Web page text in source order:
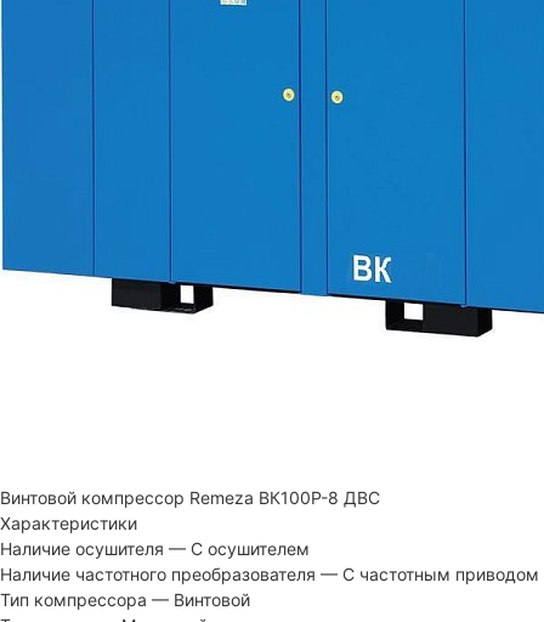
Винтовой компрессор Remeza ВК100Р-8 ДВС
Характеристики
Наличие осушителя — С осушителем
Наличие частотного преобразователя — С частотным приводом
Тип компрессора — Винтовой